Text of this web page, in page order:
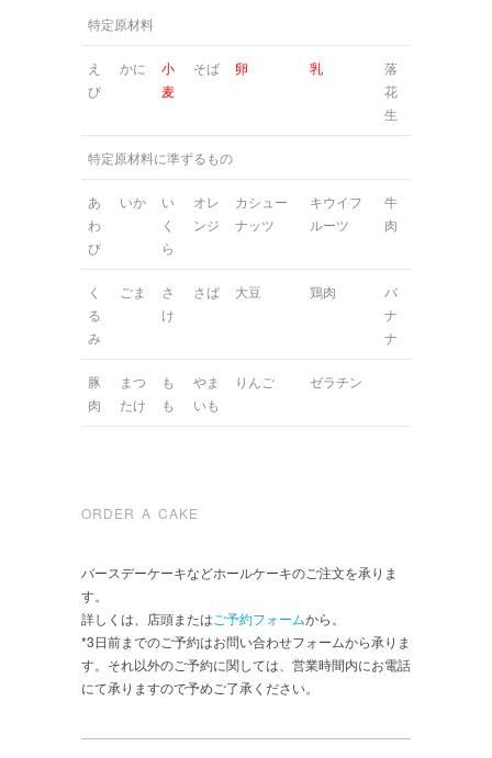
特定原材料
え
び
かに
小
麦
そば 卵 乳
落
花
生
特定原材料に準ずるもの
あ
わ
び
いか
い
く
ら
オレ
ンジ
カシュー
ナッツ
キウイフ
ルーツ
牛
肉
く
る
み
ごま
さ
け
さば 大豆 鶏肉
バ
ナ
ナ
豚
肉
まつ
たけ
も
も
やま
いも
りんご ゼラチン
ORDER A CAKE
バースデーケーキなどホールケーキのご注文を承りま
す。
詳しくは、店頭またはご予約フォームから。
*3日前までのご予約はお問い合わせフォームから承りま
す。それ以外のご予約に関しては、営業時間内にお電話
にて承りますので予めご了承ください。